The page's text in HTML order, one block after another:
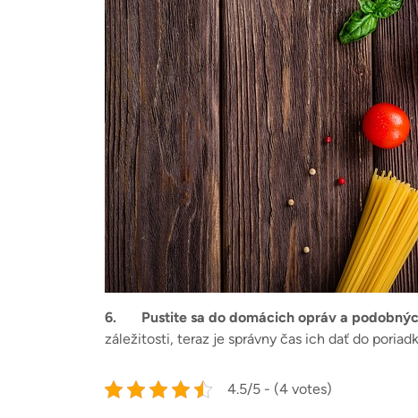
6. Pustite sa do domácich opráv a
záležitosti, teraz je správny čas ich dať do
4.5/5 - (4 votes)